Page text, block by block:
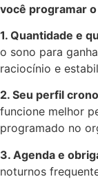
você programar
1. Quantidade e
o sono para
raciocínio e
2. Seu perfil
funcione melhor
programado no
3. Agenda e
noturnos